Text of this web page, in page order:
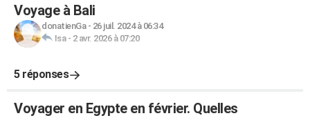
Voyage à Bali
donatienGa- 26 juil. 2024 à 06:34
Isa- 2 avr. 2026 à 07:20
5 réponses
Voyager en Egypte en février. Quelles